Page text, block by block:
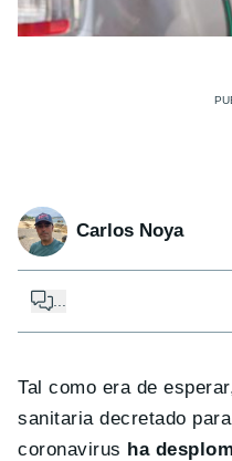
Carlos Noya
Tal como era de
sanitaria decretado
coronavirus ha